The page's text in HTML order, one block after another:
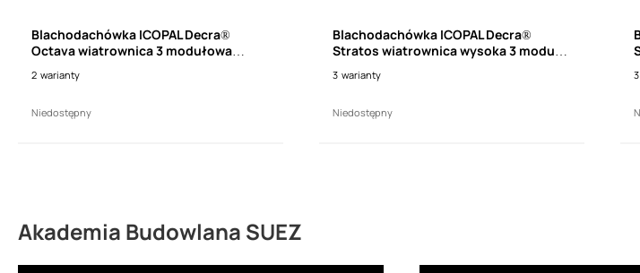
Blachodachówka ICOPAL Decra®
Octava wiatrownica 3 modułowa
2 warianty
Niedostępny
Blachodachówka ICOPAL Decra®
Stratos wiatrownica wysoka 3 moduły,
3 warianty
Niedostępny
3
Akademia Budowlana SUEZ